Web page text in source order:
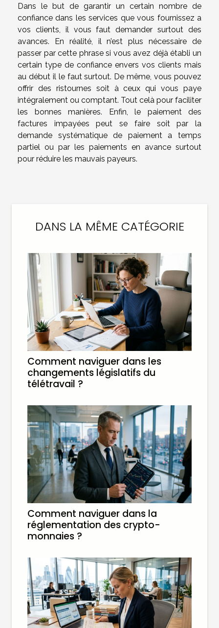
Dans le but de garantir un certain nombre de
confiance dans les services que vous fournissez a
vos clients, il vous faut demander surtout des
avances. En réalité, il n’est plus nécessaire de
passer par cette phrase si vous avez déjà établi un
certain type de confiance envers vos clients mais
au début il le faut surtout. De même, vous pouvez
offrir des ristournes soit à ceux qui vous paye
intégralement ou comptant. Tout celà pour faciliter
les bonnes manières. Enfin, le paiement des
factures impayées peut se faire soit par la
demande systématique de paiement a temps
partiel ou par les paiements en avance surtout
pour réduire les mauvais payeurs.
DANS LA MÊME CATÉGORIE
Comment naviguer dans les
changements législatifs du
télétravail ?
Comment naviguer dans la
réglementation des crypto-
monnaies ?